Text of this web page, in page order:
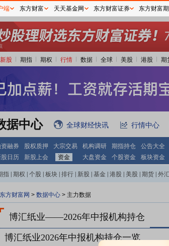
新股 期指 期权 行情 数据 全球 美股 港股 期
据中心 全球财经快讯 行情中心
融券 股权质押 大宗交易 机构调研 期指持仓 公告大全
股日历 新股上会 资金 大盘资金 个股资金 板块资金
指 期权 个股 板块 排行 新股 基金 港股 美股 期货 外汇
东方财富网 > 数据中心 > 主力数据
博汇纸业——2026年中报机构持仓
博汇纸业2026年中报机构持仓一览
端 东方财富 天天基金网 东方财富证券 东方财富